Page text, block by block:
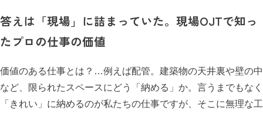
答えは「現場」に詰まっていた。 現場OJTで知っ
たプロの仕事の価値
価値のある仕事とは？…例えば配管。建築物の天井裏や壁の中
など、限られたスペースにどう「納める」か。言うまでもなく
「きれい」に納めるのが私たちの仕事ですが、そこに無理な工